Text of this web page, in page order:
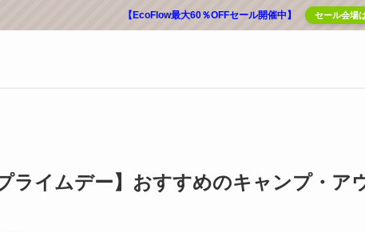
【EcoFlow最大60％OFFセール開催中】 セール会場
ライムデー】おすすめのキャンプ・ア